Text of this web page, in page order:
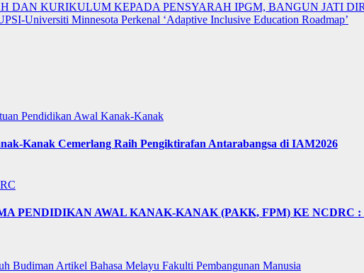
DAN KURIKULUM KEPADA PENSYARAH IPGM, BANGUN JATI
Universiti Minnesota Perkenal ‘Adaptive Inclusive Education Roadmap’
Pendidikan Awal Kanak-Kanak
Kanak Cemerlang Raih Pengiktirafan Antarabangsa di IAM2026
PENDIDIKAN AWAL KANAK-KANAK (PAKK, FPM) KE
Budiman Artikel Bahasa Melayu Fakulti Pembangunan Manusia